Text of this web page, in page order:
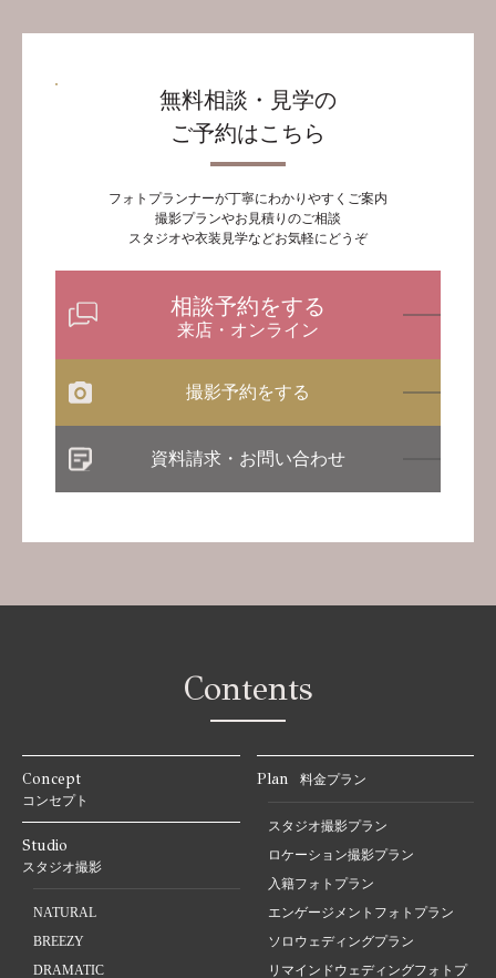
無料相談・見学の
ご予約はこちら
フォトプランナーが丁寧にわかりやすくご案内
撮影プランやお見積りのご相談
スタジオや衣装見学などお気軽にどうぞ
相談予約をする
来店・オンライン
撮影予約をする
資料請求・お問い合わせ
Contents
Concept
コンセプト
Studio
スタジオ撮影
NATURAL
BREEZY
DRAMATIC
Plan 料金プラン
スタジオ撮影プラン
ロケーション撮影プラン
入籍フォトプラン
エンゲージメントフォトプラン
ソロウェディングプラン
リマインドウェディングフォトプ